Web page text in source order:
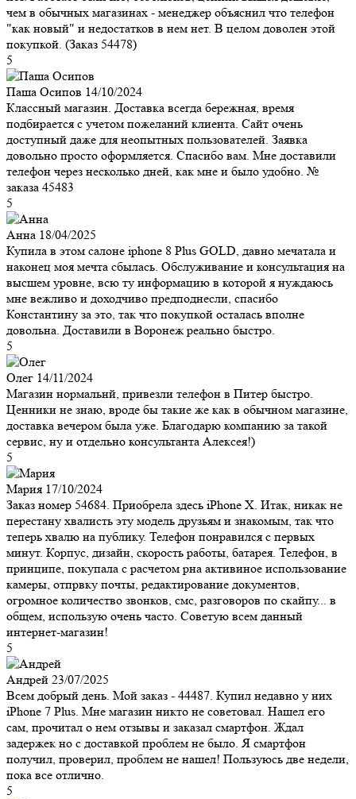
чем в обычных магазинах - менеджер объяснил что телефон
"как новый" и недостатков в нем нет. В целом доволен этой
покупкой. (Заказ 54478)
5
Паша Осипов 14/10/2024
Классный магазин. Доставка всегда бережная, время
подбирается с учетом пожеланий клиента. Сайт очень
доступный даже для неопытных пользователей. Заявка
довольно просто оформляется. Спасибо вам. Мне доставили
телефон через несколько дней, как мне и было удобно. №
заказа 45483
5
Анна 18/04/2025
Купила в этом салоне iphone 8 Plus GOLD, давно мечатала и
наконец моя мечта сбылась. Обслуживание и консультация на
высшем уровне, всю ту информацию в которой я нуждаюсь
мне вежливо и доходчиво предподнесли, спасибо
Константину за это, так что покупкой осталась вполне
довольна. Доставили в Воронеж реально быстро.
5
Олег 14/11/2024
Магазин нормальнй, привезли телефон в Питер быстро.
Ценники не знаю, вроде бы такие же как в обычном магазине,
доставка вечером была уже. Благодарю компанию за такой
сервис, ну и отдельно консультанта Алексея!)
5
Мария 17/10/2024
Заказ номер 54684. Приобрела здесь iPhone X. Итак, никак не
перестану хвалисть эту модель друзьям и знакомым, так что
теперь хвалю на публику. Телефон понравился с первых
минут. Корпус, дизайн, скорость работы, батарея. Телефон, в
принципе, покупала с расчетом рна активиное использование
камеры, отпрвку почты, редактирование документов,
огромное количество звонков, смс, разговоров по скайпу... в
общем, использую очень часто. Советую всем данный
интернет-магазин!
5
Андрей 23/07/2025
Всем добрый день. Мой заказ - 44487. Купил недавно у них
iPhone 7 Plus. Мне магазин никто не советовал. Нашел его
сам, прочитал о нем отзывы и заказал смартфон. Ждал
задержек но с доставкой проблем не было. Я смартфон
получил, проверил, проблем не нашел! Пользуюсь две недели,
пока все отлично.
5